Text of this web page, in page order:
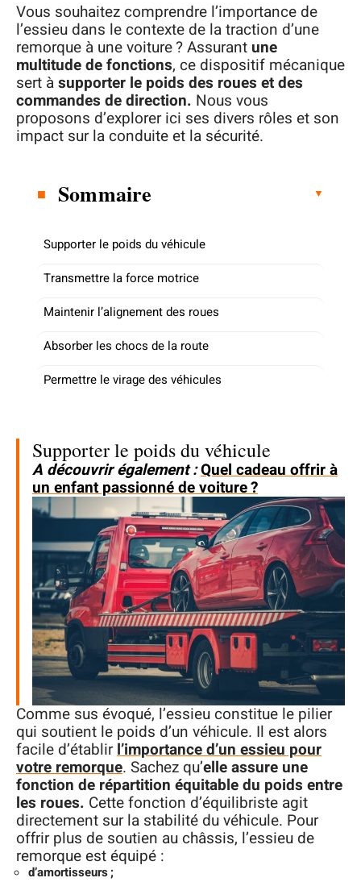
Vous souhaitez comprendre l’importance de
l’essieu dans le contexte de la traction d’une
remorque à une voiture ? Assurant une
multitude de fonctions, ce dispositif mécanique
sert àsupporter le poids des roues et des
commandes de direction. Nous vous
proposons d’explorer ici ses divers rôles et son
impact sur la conduite et la sécurité.
Sommaire
Supporter le poids du véhicule
Transmettre la force motrice
Maintenir l’alignement des roues
Absorber les chocs de la route
Permettre le virage des véhicules
Supporter le poids du véhicule
A découvrir également :Quel cadeau offrir à
un enfant passionné de voiture ?
Comme sus évoqué, l’essieu constitue le pilier
qui soutient le poids d’un véhicule. Il est alors
facile d’établirl’importance d’un essieu pour
votre remorque. Sachez qu’elle assure une
fonction de répartition équitable du poids entre
les roues. Cette fonction d’équilibriste agit
directement sur la stabilité du véhicule. Pour
offrir plus de soutien au châssis, l’essieu de
remorque est équipé :
d’amortisseurs ;